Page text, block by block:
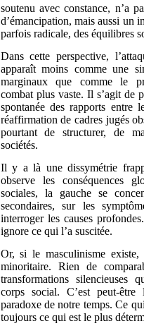
soutenu avec constance, n’a
d’émancipation, mais aussi un
parfois radicale, des équilibres
Dans cette perspective,
apparaît moins comme une
marginaux que comme le
combat plus vaste. Il s’agit de
spontanée des rapports entre
réaffirmation de cadres jugés
pourtant de structurer, de
sociétés.
Il y a là une dissymétrie
observe les conséquences
sociales, la gauche se
secondaires, sur les
interroger les causes
ignore ce qui l’a suscitée.
Or, si le masculinisme
minoritaire. Rien de
transformations silencieuses
corps social. C’est peut-
paradoxe de notre temps. Ce
toujours ce qui est le plus